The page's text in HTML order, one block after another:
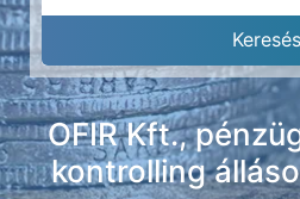
OFIR Kft.,
kontrolling